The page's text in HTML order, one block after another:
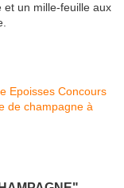
et un mille-feuille aux